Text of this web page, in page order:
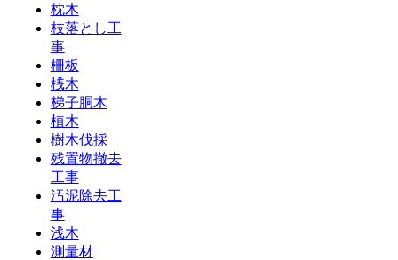
枕木
枝落とし工
事
柵板
桟木
梯子胴木
植木
樹木伐採
残置物撤去
工事
汚泥除去工
事
浅木
測量材